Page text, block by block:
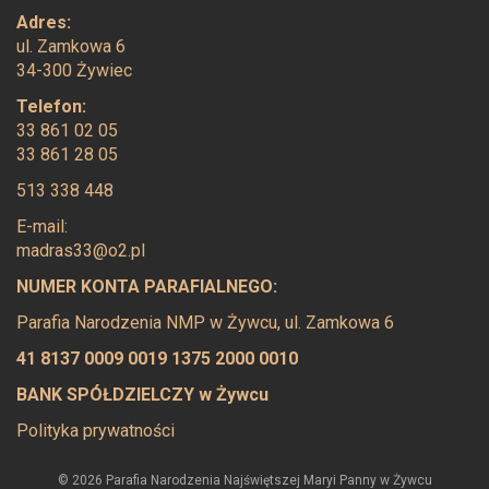
Adres:
ul. Zamkowa 6
34-300 Żywiec
Telefon:
33 861 02 05
33 861 28 05
513 338 448
E-mail:
madras33@o2.pl
NUMER KONTA PARAFIALNEGO:
Parafia Narodzenia NMP w Żywcu, ul. Zamkowa 6
41 8137 0009 0019 1375 2000 0010
BANK SPÓŁDZIELCZY w Żywcu
Polityka prywatności
© 2026 Parafia Narodzenia Najświętszej Maryi Panny w Żywcu